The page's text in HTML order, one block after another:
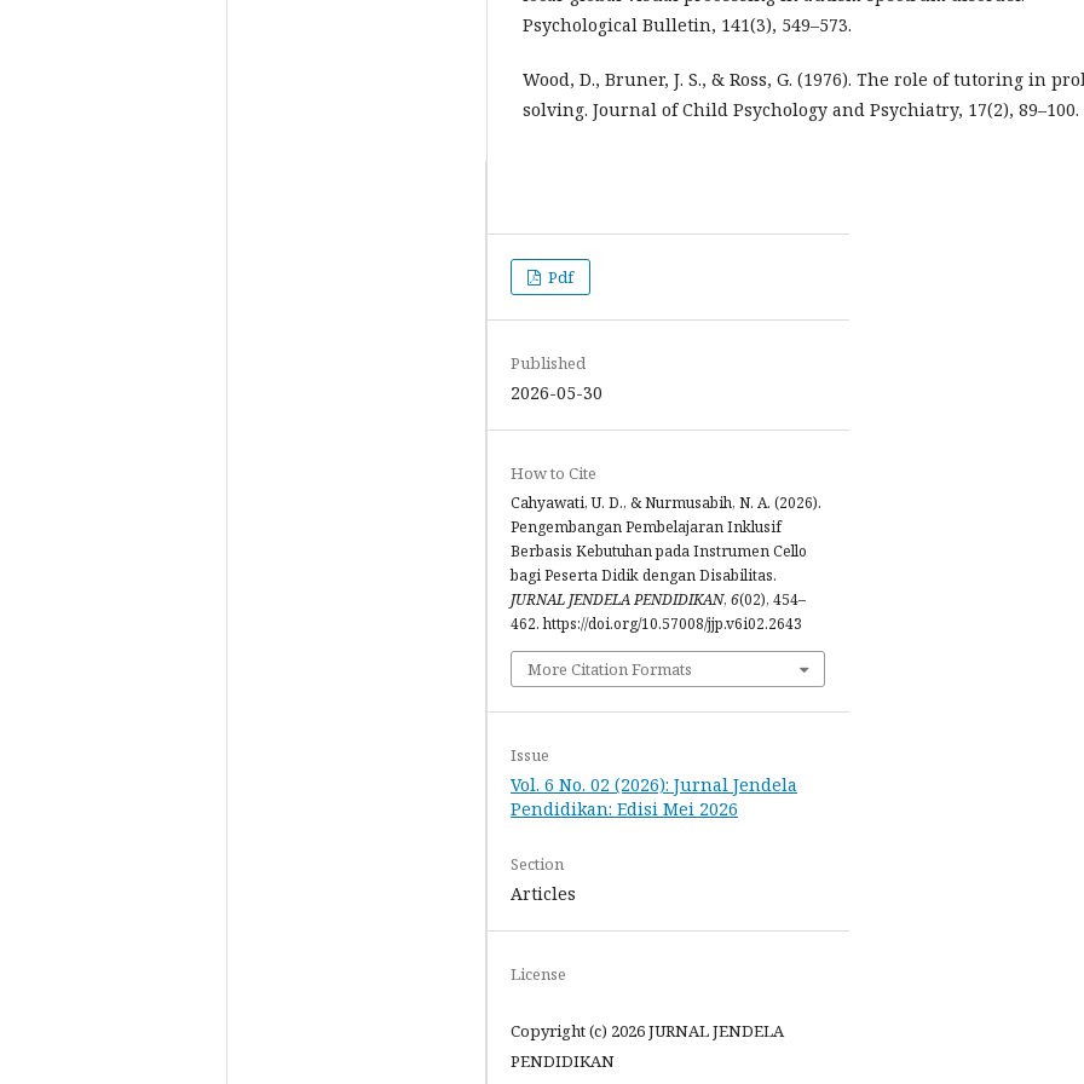
Psychological Bulletin, 141(3), 549–573.
Wood, D., Bruner, J. S., & Ross, G. (1976). The role of tutoring in
solving. Journal of Child Psychology and Psychiatry, 17(2), 89–100.
Pdf
Published
2026-05-30
How to Cite
Cahyawati, U. D., & Nurmusabih, N. A. (2026).
Pengembangan Pembelajaran Inklusif
Berbasis Kebutuhan pada Instrumen Cello
bagi Peserta Didik dengan Disabilitas.
JURNAL JENDELA PENDIDIKAN, 6(02), 454–
462. https://doi.org/10.57008/jjp.v6i02.2643
More Citation Formats
Issue
Vol. 6 No. 02 (2026): Jurnal Jendela
Pendidikan: Edisi Mei 2026
Section
Articles
License
Copyright (c) 2026 JURNAL JENDELA
PENDIDIKAN